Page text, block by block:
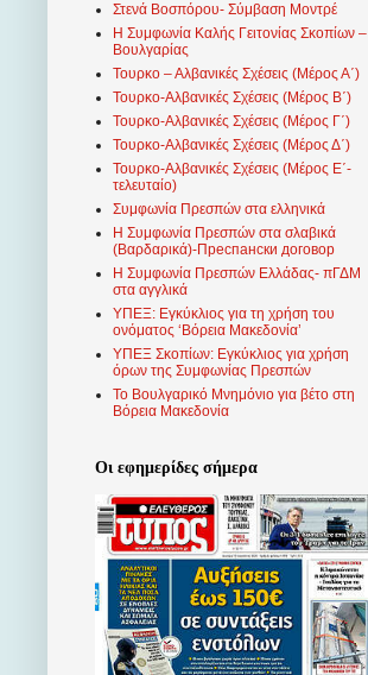
Στενά Βοσπόρου- Σύμβαση Μοντρέ
Η Συμφωνία Καλής Γειτονίας Σκοπίων –
Βουλγαρίας
Τουρκο – Αλβανικές Σχέσεις (Mέρος Α΄)
Τουρκο-Αλβανικές Σχέσεις (Μέρος Β΄)
Τουρκο-Αλβανικές Σχέσεις (Μέρος Γ΄)
Τουρκο-Αλβανικές Σχέσεις (Μέρος Δ΄)
Τουρκο-Αλβανικές Σχέσεις (Μέρος Ε΄-
τελευταίο)
Συμφωνία Πρεσπών στα ελληνικά
Η Συμφωνία Πρεσπών στα σλαβικά
(Βαρδαρικά)-Преспански договор
Η Συμφωνία Πρεσπών Ελλάδας- πΓΔΜ
στα αγγλικά
ΥΠΕΞ: Εγκύκλιος για τη χρήση του
ονόματος ‘Βόρεια Μακεδονία’
ΥΠΕΞ Σκοπίων: Εγκύκλιος για χρήση
όρων της Συμφωνίας Πρεσπών
Το Βουλγαρικό Μνημόνιο για βέτο στη
Βόρεια Μακεδονία
Οι εφημερίδες σήμερα